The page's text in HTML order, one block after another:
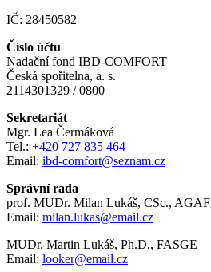
IČ: 28450582
Číslo účtu
Nadační fond IBD-COMFORT
Česká spořitelna, a. s.
2114301329 / 0800
Sekretariát
Mgr. Lea Čermáková
Tel.: +420 727 835 464
Email: ibd-comfort@seznam.cz
Správní rada
prof. MUDr. Milan Lukáš, CSc., AGAF
Email: milan.lukas@email.cz
MUDr. Martin Lukáš, Ph.D., FASGE
Email: looker@email.cz